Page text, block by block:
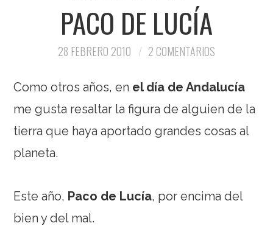
PACO DE LUCÍA
28 FEBRERO 2010 2 COMENTARIOS
Como otros años, en el día de Andalucía
me gusta resaltar la figura de alguien de la
tierra que haya aportado grandes cosas al
planeta.
Este año, Paco de Lucía, por encima del
bien y del mal.